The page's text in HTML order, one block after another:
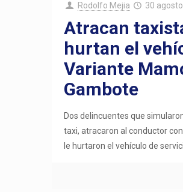
Rodolfo Mejia 30
Atracan
hurtan el
Variante
Gambote
Dos delincuentes que
taxi, atracaron al conductor
le hurtaron el vehículo de